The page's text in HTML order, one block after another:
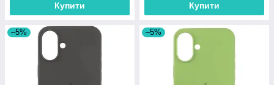
Купити Купити
–5% –5%